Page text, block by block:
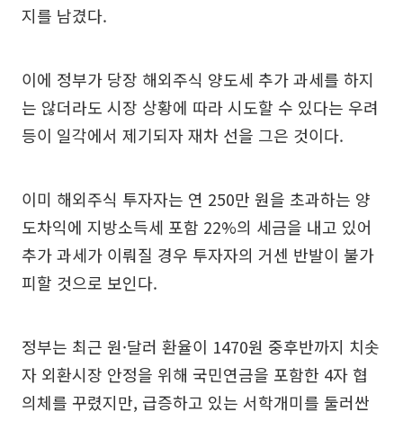
지를 남겼다.
이에 정부가 당장 해외주식 양도세 추가 과세를 하지
는 않더라도 시장 상황에 따라 시도할 수 있다는 우려
등이 일각에서 제기되자 재차 선을 그은 것이다.
이미 해외주식 투자자는 연 250만 원을 초과하는 양
도차익에 지방소득세 포함 22%의 세금을 내고 있어
추가 과세가 이뤄질 경우 투자자의 거센 반발이 불가
피할 것으로 보인다.
정부는 최근 원·달러 환율이 1470원 중후반까지 치솟
자 외환시장 안정을 위해 국민연금을 포함한 4자 협
의체를 꾸렸지만, 급증하고 있는 서학개미를 둘러싼